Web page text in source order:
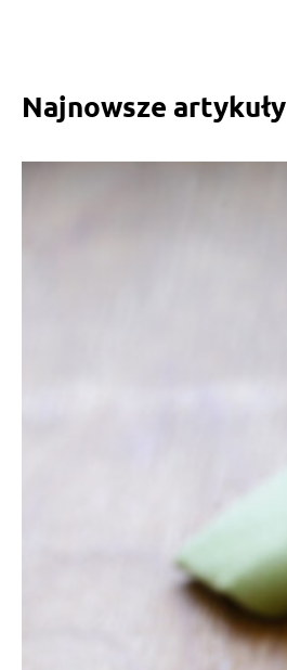
Najnowsze artykuły